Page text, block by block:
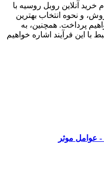
آنلاین روبل روسیه با
و نحوه انتخاب بهترین
پرداخت. همچنین، به
با این فرآیند اشاره خواهیم